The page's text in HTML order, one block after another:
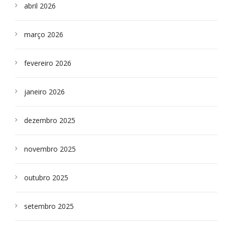
abril 2026
março 2026
fevereiro 2026
janeiro 2026
dezembro 2025
novembro 2025
outubro 2025
setembro 2025